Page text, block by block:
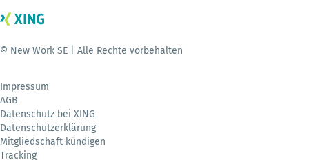
© New Work SE | Alle Rechte vorbehalten
Impressum
AGB
Datenschutz bei XING
Datenschutzerklärung
Mitgliedschaft kündigen
Tracking